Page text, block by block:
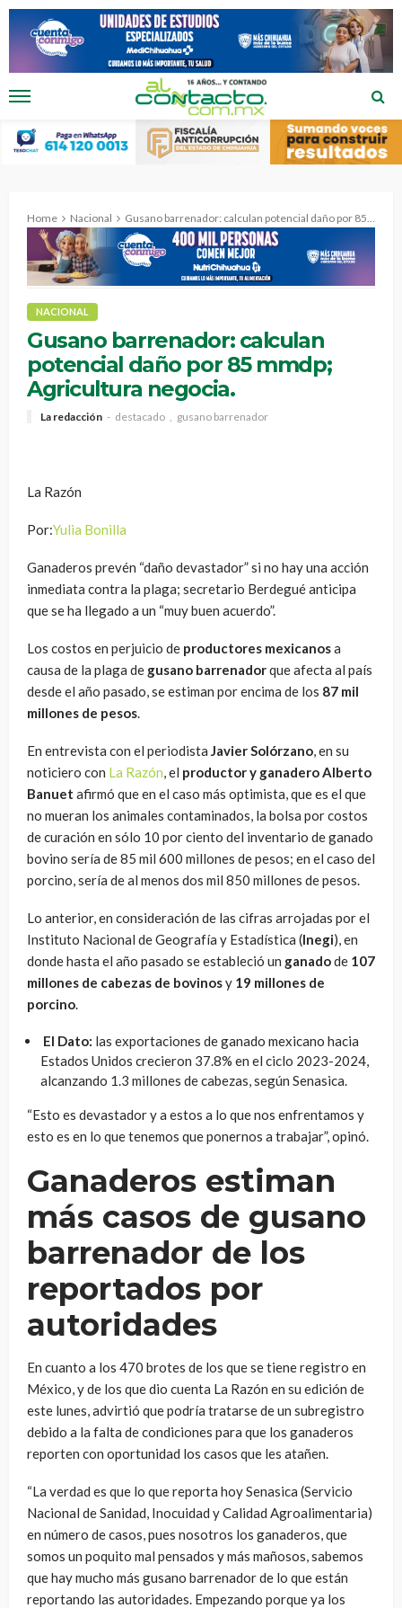
Home Nacional Gusano barrenador: calculan potencial daño por 85 mmdp; Agricultura negocia.
NACIONAL
Gusano barrenador: calculan
potencial daño por 85 mmdp;
Agricultura negocia.
La redacción destacado gusano barrenador
La Razón
Por:Yulia Bonilla
Ganaderos prevén “daño devastador” si no hay una acción
inmediata contra la plaga; secretario Berdegué anticipa
que se ha llegado a un “muy buen acuerdo”.
Los costos en perjuicio de productores mexicanosa
causa de la plaga de gusano barrenadorque afecta al país
desde el año pasado, se estiman por encima de los 87 mil
millones de pesos.
En entrevista con el periodista Javier Solórzano, en su
noticiero con La Razón, el productor y ganadero Alberto
Banuet afirmó que en el caso más optimista, que es el que
no mueran los animales contaminados, la bolsa por costos
de curación en sólo 10 por ciento del inventario de ganado
bovino sería de 85 mil 600 millones de pesos; en el caso del
porcino, sería de al menos dos mil 850 millones de pesos.
Lo anterior, en consideración de las cifras arrojadas por el
Instituto Nacional de Geografía y Estadística (Inegi), en
donde hasta el año pasado se estableció un ganadode 107
millones de cabezas de bovinosy 19 millones de
porcino.
El Dato: las exportaciones de ganado mexicano hacia
Estados Unidos crecieron 37.8% en el ciclo 2023-2024,
alcanzando 1.3 millones de cabezas, según Senasica.
“Esto es devastador y a estos a lo que nos enfrentamos y
esto es en lo que tenemos que ponernos a trabajar”, opinó.
Ganaderos estiman
más casos de gusano
barrenador de los
reportados por
autoridades
En cuanto a los 470 brotes de los que se tiene registro en
México, y de los que dio cuenta La Razón en su edición de
este lunes, advirtió que podría tratarse de un subregistro
debido a la falta de condiciones para que los ganaderos
reporten con oportunidad los casos que les atañen.
“La verdad es que lo que reporta hoy Senasica (Servicio
Nacional de Sanidad, Inocuidad y Calidad Agroalimentaria)
en número de casos, pues nosotros los ganaderos, que
somos un poquito mal pensados y más mañosos, sabemos
que hay mucho más gusano barrenador de lo que están
reportando las autoridades. Empezando porque ya los